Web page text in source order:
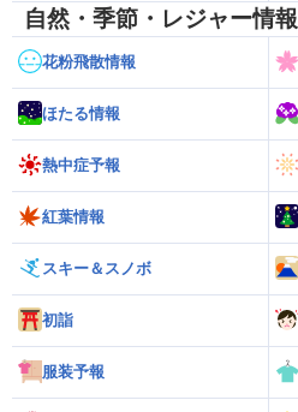
自然・季節・レジャー情報
花粉飛散情報
ほたる情報
熱中症予報
紅葉情報
スキー＆スノボ
初詣
服装予報